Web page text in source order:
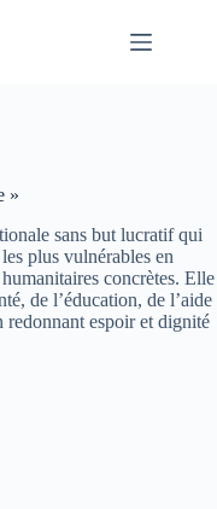
»
sans but lucratif qui
plus vulnérables en
concrètes. Elle
de l’éducation, de l’aide
redonnant espoir et dignité